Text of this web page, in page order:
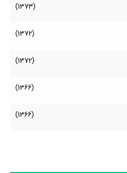
(1373)
(1372)
(1372)
(1366)
(1366)